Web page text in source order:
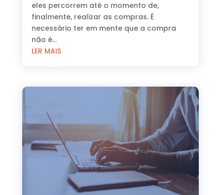
eles percorrem até o momento de,
finalmente, realizar as compras. É
necessário ter em mente que a compra
não é...
LER MAIS